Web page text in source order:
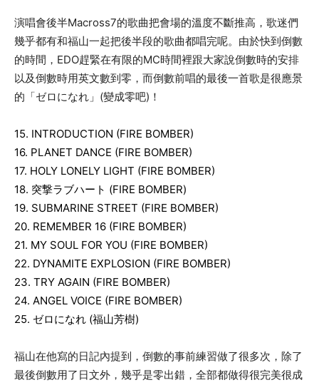
演唱會後半Macross7的歌曲把會場的溫度不斷推高，歌迷們
幾乎都有和福山一起把後半段的歌曲都唱完呢。由於快到倒數
的時間， EDO趕緊在有限的MC時間裡跟大家說倒數時的安排
以及倒數時用英文數到零 ，而倒數前唱的最後一首歌是很應景
的「ゼロになれ 」 (變成零吧) ！
15. INTRODUCTION (FIRE BOMBER)
16. PLANET DANCE (FIRE BOMBER)
17. HOLY LONELY LIGHT (FIRE BOMBER)
18. 突撃ラブハート (FIRE BOMBER)
19. SUBMARINE STREET (FIRE BOMBER)
20. REMEMBER 16 (FIRE BOMBER)
21. MY SOUL FOR YOU (FIRE BOMBER)
22. DYNAMITE EXPLOSION (FIRE BOMBER)
23. TRY AGAIN (FIRE BOMBER)
24. ANGEL VOICE (FIRE BOMBER)
25. ゼロになれ (福山芳樹)
福山在他寫的日記內提到，倒數的事前練習做了很多次，除了
最後倒數用了日文外，幾乎是零出錯，全部都做得很完美很成